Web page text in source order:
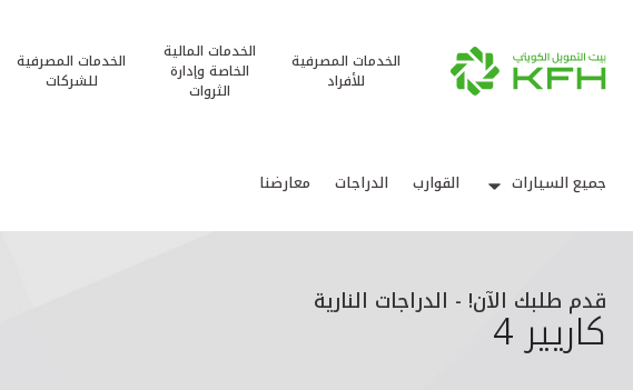
الخدمات المصرفية
للأفراد
الخدمات المالية
الخاصة وإدارة
الثروات
الخدمات المصرفية
للشركات
جميع السيارات القوارب الدراجات معارضنا
قدم طلبك الآن! - الدراجات النارية
كاريير 4